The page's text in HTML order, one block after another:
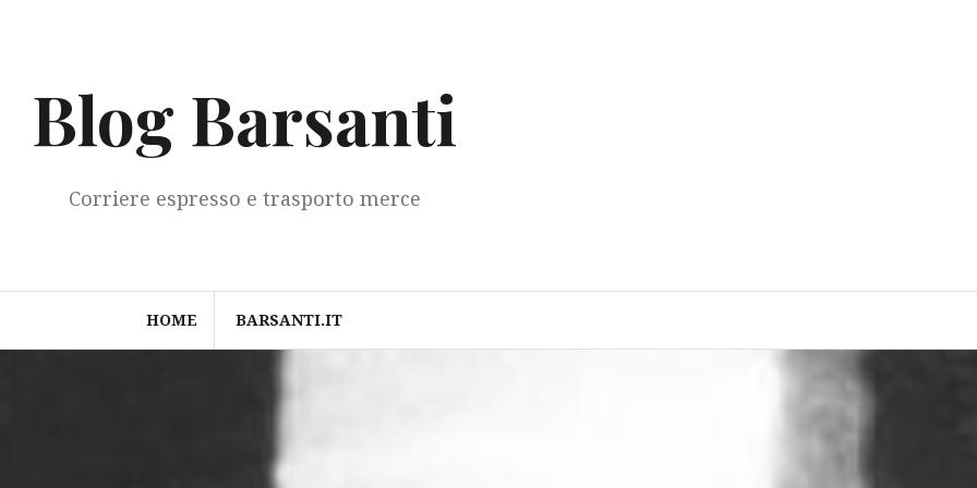
Blog Barsanti
Corriere espresso e trasporto merce
HOME BARSANTI.IT